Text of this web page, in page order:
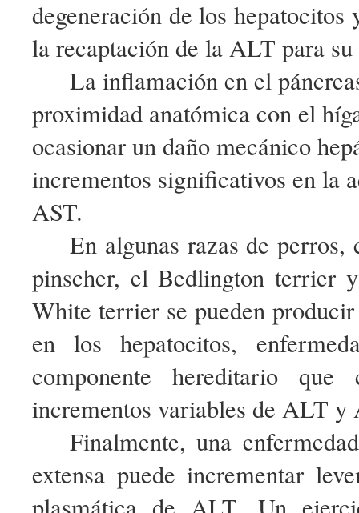
degeneración de los
la recaptación de la ALT para
La inflamación en el
proximidad anatómica con el
ocasionar un daño mecánico
incrementos significativos en la
AST.
En algunas razas de
pinscher, el Bedlington terrier
White terrier se pueden
en los hepatocitos,
componente hereditario que
incrementos variables de ALT y
Finalmente, una
extensa puede incrementar